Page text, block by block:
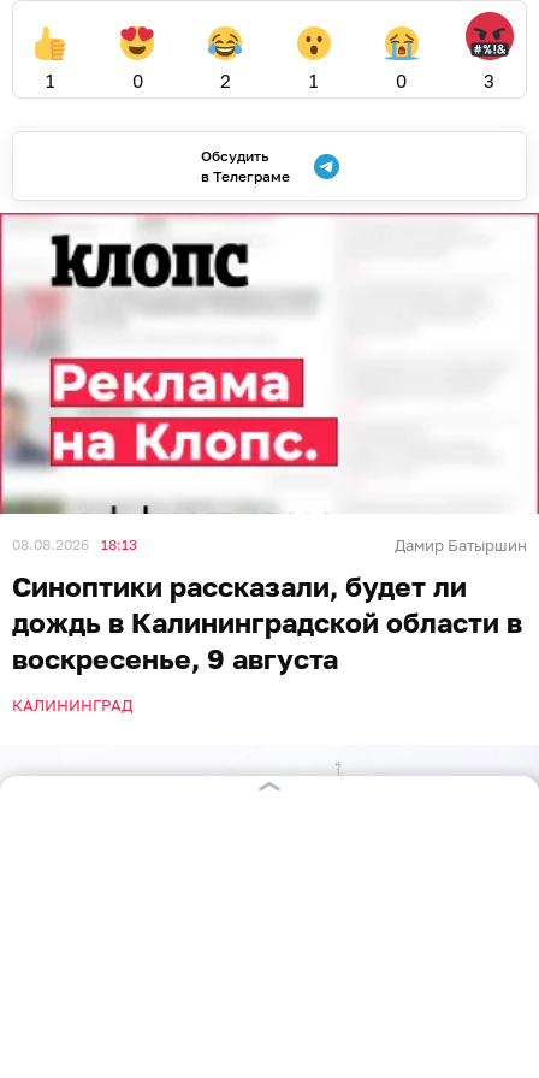
1 0 2 1 0 3
Обсудить
в Телеграме
08.08.2026 18:13 Дамир Батыршин
Синоптики рассказали, будет ли
дождь в Калининградской области в
воскресенье, 9 августа
КАЛИНИНГРАД